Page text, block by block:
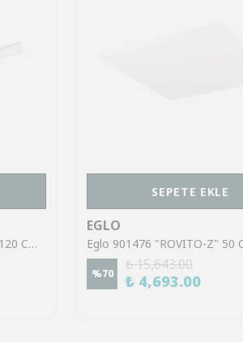
Eglo 900048 "SALOBRENA-Z" 120 Cm Uzunluğunda 10 Cm Genişliğinde Alüminyum Beyaz Led Panel
SEPETE EKLE
EGLO
%70
₺ 15,643.00
₺ 4,693.00